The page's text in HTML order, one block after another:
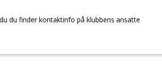
du finder kontaktinfo på klubbens ansatte